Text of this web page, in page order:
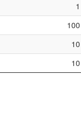
1
100
10
10